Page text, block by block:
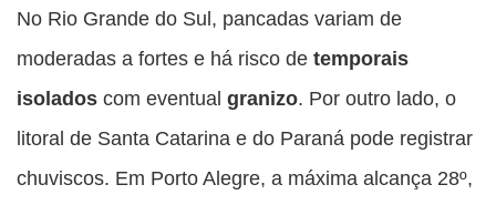
No Rio Grande do Sul, pancadas variam de
moderadas a fortes e há risco de temporais
isolados com eventual granizo. Por outro lado, o
litoral de Santa Catarina e do Paraná pode registrar
chuviscos. Em Porto Alegre, a máxima alcança 28º,